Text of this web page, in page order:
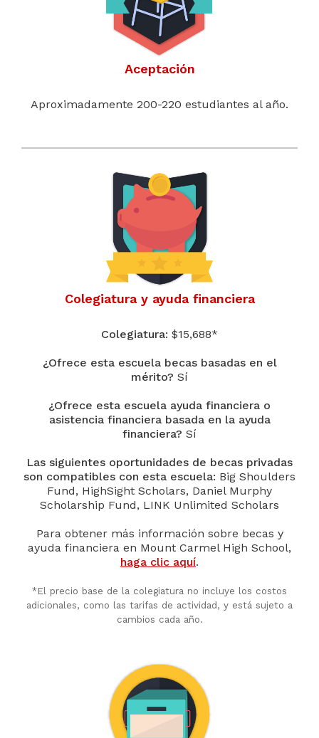
Aceptación
Aproximadamente 200-220 estudiantes al año.
Colegiatura y ayuda financiera
Colegiatura: $15,688*
¿Ofrece esta escuela becas basadas en el
mérito? Sí
¿Ofrece esta escuela ayuda financiera o
asistencia financiera basada en la ayuda
financiera? Sí
Las siguientes oportunidades de becas privadas
son compatibles con esta escuela: Big Shoulders
Fund, HighSight Scholars, Daniel Murphy
Scholarship Fund, LINK Unlimited Scholars
Para obtener más información sobre becas y
ayuda financiera en Mount Carmel High School,
haga clic aquí.
*El precio base de la colegiatura no incluye los costos
adicionales, como las tarifas de actividad, y está sujeto a
cambios cada año.